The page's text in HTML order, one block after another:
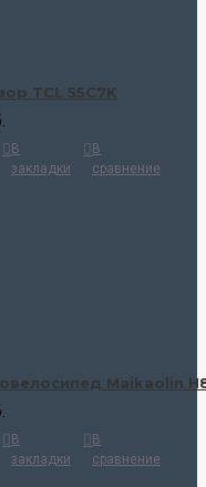
TCL 55C7K
В
закладки
В
сравнение
Maikaolin
В
закладки
В
сравнение